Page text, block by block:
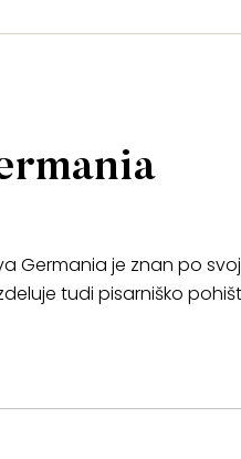
Germania je znan po
tudi pisarniško